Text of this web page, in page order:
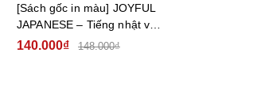
[Sách gốc in màu] JOYFUL
JAPANESE – Tiếng nhật vui
nhộn – Tập viết
140.000₫ 148.000₫